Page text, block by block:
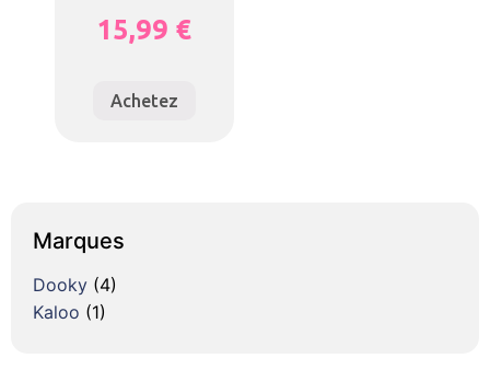
15,99 €
Achetez
Marques
Dooky (4)
Kaloo (1)